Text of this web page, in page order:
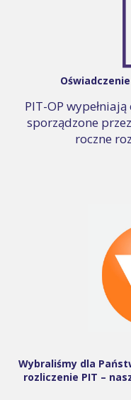
PIT-OP
sporządzone
roczne
Wybraliśmy dla
rozliczenie PIT –